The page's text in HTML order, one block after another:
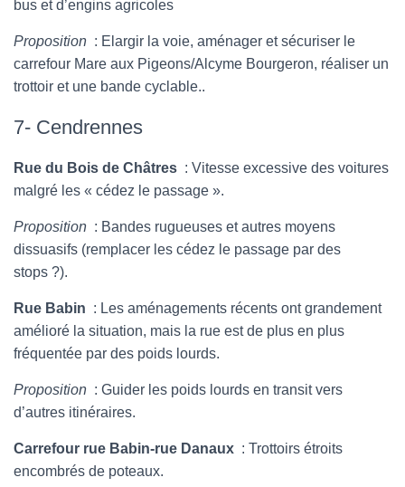
bus et d’engins agricoles
Proposition : Elargir la voie, aménager et sécuriser le
carrefour Mare aux Pigeons/Alcyme Bourgeron, réaliser un
trottoir et une bande cyclable..
7- Cendrennes
Rue du Bois de Châtres : Vitesse excessive des voitures
malgré les « cédez le passage ».
Proposition : Bandes rugueuses et autres moyens
dissuasifs (remplacer les cédez le passage par des
stops ?).
Rue Babin : Les aménagements récents ont grandement
amélioré la situation, mais la rue est de plus en plus
fréquentée par des poids lourds.
Proposition : Guider les poids lourds en transit vers
d’autres itinéraires.
Carrefour rue Babin-rue Danaux : Trottoirs étroits
encombrés de poteaux.